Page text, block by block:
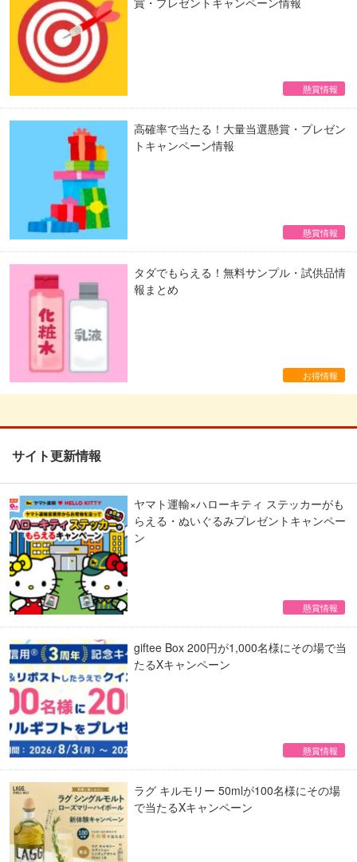
懸賞情報
高確率で当たる！大量当選懸賞・プレゼン
トキャンペーン情報
懸賞情報
タダでもらえる！無料サンプル・試供品情
報まとめ
お得情報
サイト更新情報
ヤマト運輸×ハローキティ ステッカーがも
らえる・ぬいぐるみプレゼントキャンペー
ン
懸賞情報
giftee Box 200円が1,000名様にその場で当
たるXキャンペーン
懸賞情報
ラグ キルモリー 50mlが100名様にその場
で当たるXキャンペーン